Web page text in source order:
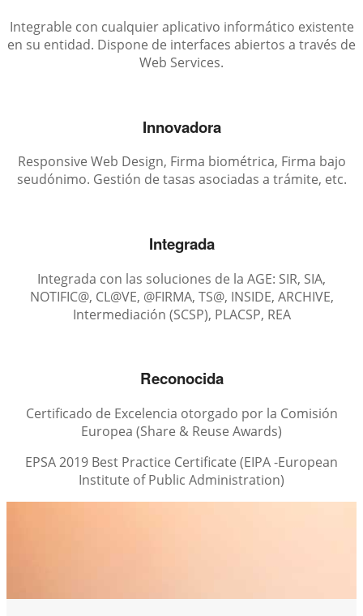
Integrable con cualquier aplicativo informático existente
en su entidad. Dispone de interfaces abiertos a través de
Web Services.
Innovadora
Responsive Web Design, Firma biométrica, Firma bajo
seudónimo. Gestión de tasas asociadas a trámite, etc.
Integrada
Integrada con las soluciones de la AGE: SIR, SIA,
NOTIFIC@, CL@VE, @FIRMA, TS@, INSIDE, ARCHIVE,
Intermediación (SCSP), PLACSP, REA
Reconocida
Certificado de Excelencia otorgado por la Comisión
Europea (Share & Reuse Awards)
EPSA 2019 Best Practice Certificate (EIPA -European
Institute of Public Administration)